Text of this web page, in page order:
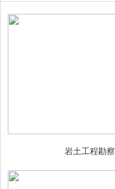
岩土工程勘察